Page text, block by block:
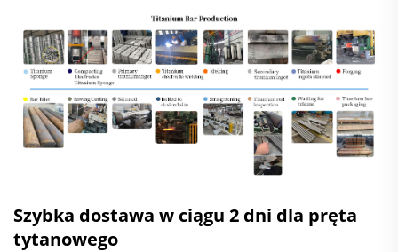
Szybka dostawa w ciągu 2 dni dla pręta
tytanowego